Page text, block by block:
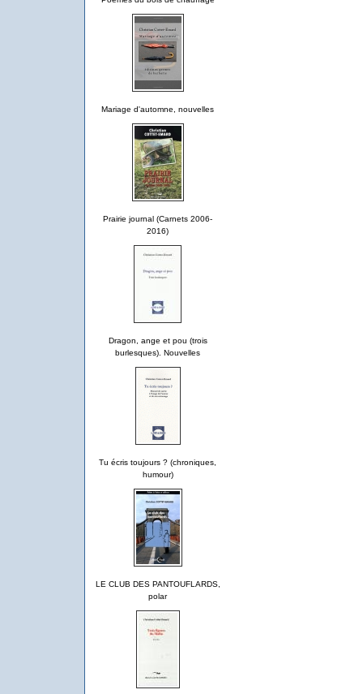
Mariage d'automne, nouvelles
Prairie journal (Carnets 2006-
2016)
Dragon, ange et pou (trois
burlesques). Nouvelles
Tu écris toujours ? (chroniques,
humour)
LE CLUB DES PANTOUFLARDS,
polar